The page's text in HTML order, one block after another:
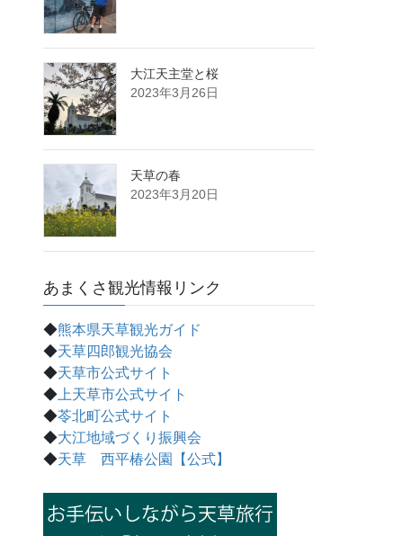
大江天主堂と桜
2023年3月26日
天草の春
2023年3月20日
あまくさ観光情報リンク
◆熊本県天草観光ガイド
◆天草四郎観光協会
◆天草市公式サイト
◆上天草市公式サイト
◆苓北町公式サイト
◆大江地域づくり振興会
◆天草 西平椿公園【公式】